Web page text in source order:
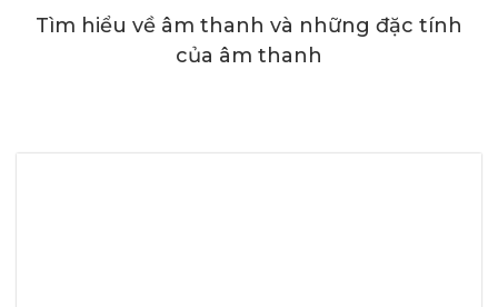
Tìm hiểu về âm thanh và những đặc tính
của âm thanh